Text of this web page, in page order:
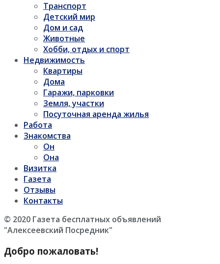
Транспорт
Детский мир
Дом и сад
Животные
Хобби, отдых и спорт
Недвижимость
Квартиры
Дома
Гаражи, парковки
Земля, участки
Посуточная аренда жилья
Работа
Знакомства
Он
Она
Визитка
Газета
Отзывы
Контакты
© 2020 Газета бесплатных объявлений
"Алексеевский Посредник"
Добро пожаловать!